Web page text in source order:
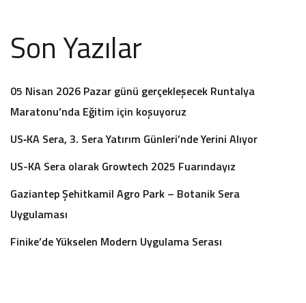
Son Yazılar
05 Nisan 2026 Pazar günü gerçekleşecek Runtalya
Maratonu’nda Eğitim için koşuyoruz
US‑KA Sera, 3. Sera Yatırım Günleri’nde Yerini Alıyor
US-KA Sera olarak Growtech 2025 Fuarındayız
Gaziantep Şehitkamil Agro Park – Botanik Sera
Uygulaması
Finike’de Yükselen Modern Uygulama Serası